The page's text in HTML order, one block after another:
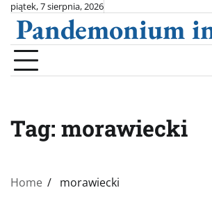
Skip
content
piątek, 7 sierpnia, 2026
Pandemonium
Tag: morawiecki
Home morawiecki